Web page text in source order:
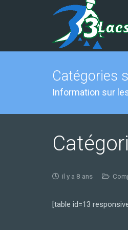
Catégories
Information sur
il y a 8 ans
[table id=13